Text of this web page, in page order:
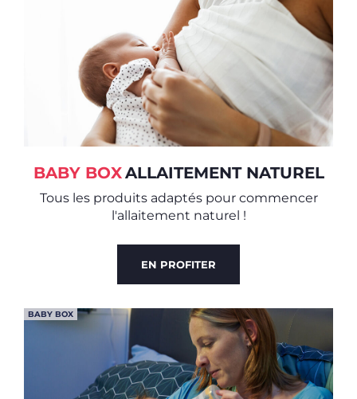
BABY BOXALLAITEMENT NATUREL
Tous les produits adaptés pour commencer
l'allaitement naturel !
EN PROFITER
BABY BOX